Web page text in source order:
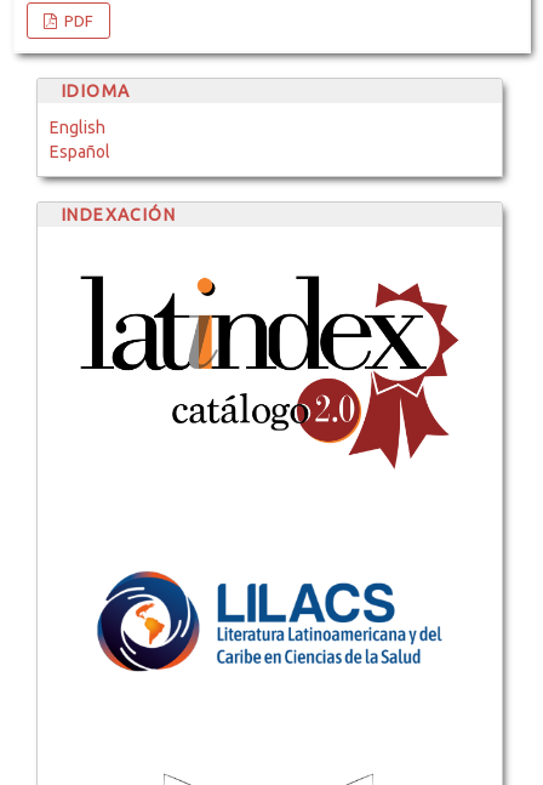
PDF
IDIOMA
English
Español
INDEXACIÓN